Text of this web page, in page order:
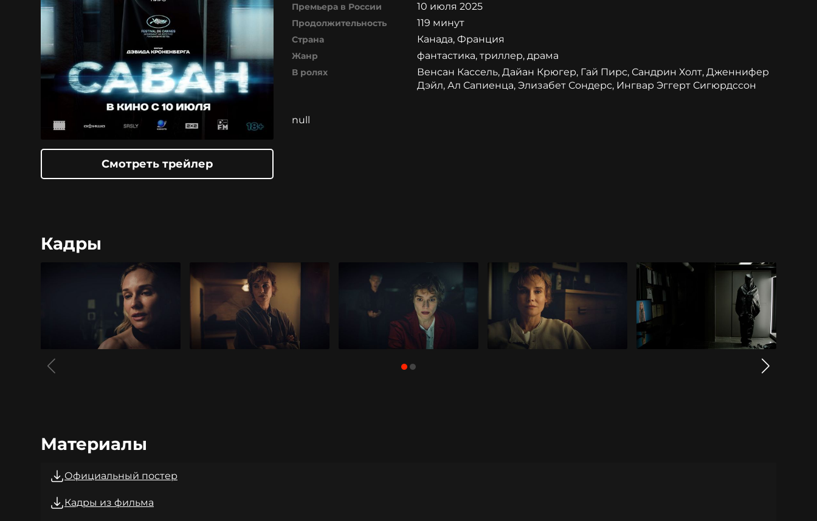
Смотреть трейлер
Премьера в России 10 июля 2025
Продолжительность 119 минут
Страна Канада, Франция
Жанр фантастика, триллер, драма
В ролях
Венсан Кассель, Дайан Крюгер, Гай Пирс, Сандрин Холт, Дженнифер
Дэйл, Ал Сапиенца, Элизабет Сондерс, Ингвар Эггерт Сигюрдссон
null
Кадры
Материалы
Официальный постер
Кадры из фильма